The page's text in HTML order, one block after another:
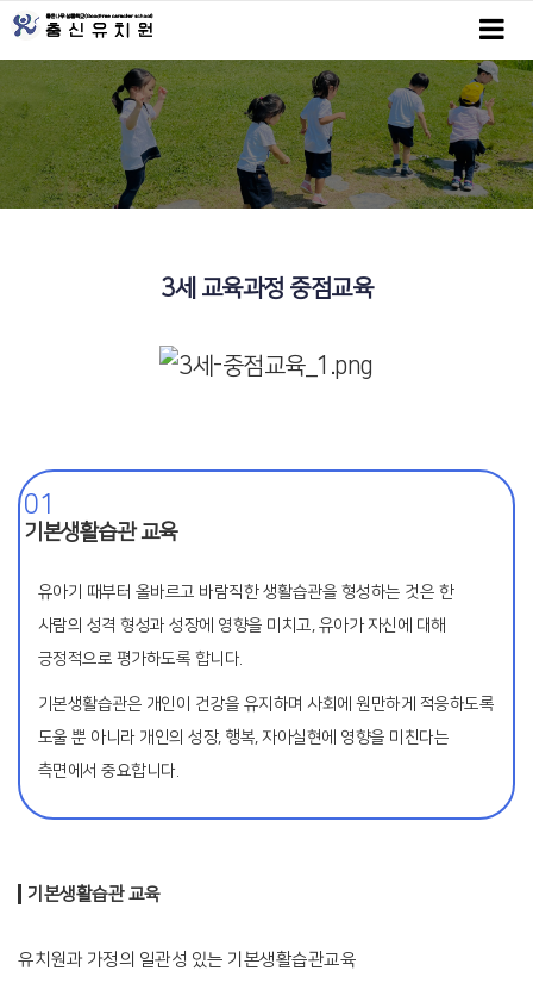
3세 교육과정 중점교육
01
기본생활습관 교육
유아기 때부터 올바르고 바람직한 생활습관을 형성하는 것은 한
사람의 성격 형성과성장에 영향을 미치고, 유아가 자신에 대해
긍정적으로 평가하도록 합니다.
기본생활습관은 개인이 건강을 유지하며 사회에 원만하게 적응하도록
도울 뿐 아니라 개인의 성장, 행복, 자아실현에 영향을 미친다는
측면에서 중요합니다.
기본생활습관 교육
유치원과 가정의 일관성 있는 기본생활습관교육